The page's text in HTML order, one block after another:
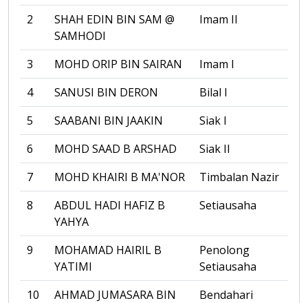
2
SHAH EDIN BIN SAM @
SAMHODI
Imam II
3 MOHD ORIP BIN SAIRAN
Imam I
4
SANUSI BIN DERON
Bilal I
5
SAABANI BIN JAAKIN
Siak I
6
MOHD SAAD B ARSHAD
Siak II
7
MOHD KHAIRI B MA'NOR
Timbalan Nazir
8
ABDUL HADI HAFIZ B
YAHYA
Setiausaha
9
MOHAMAD HAIRIL B
YATIMI
Penolong
Setiausaha
10
AHMAD JUMASARA BIN
Bendahari